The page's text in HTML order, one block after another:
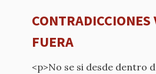
CONTRADICCIONES
FUERA
<p>No se si desde dentro